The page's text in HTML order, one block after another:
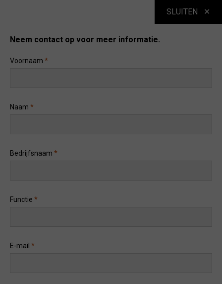
SLUITEN
Neem contact op voor meer informatie.
Voornaam *
Naam *
Bedrijfsnaam *
Functie *
E-mail *
VOLG ONS